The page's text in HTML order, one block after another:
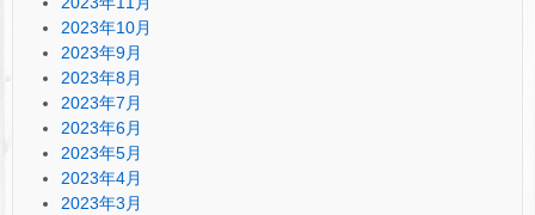
2023年10月
2023年9月
2023年8月
2023年7月
2023年6月
2023年5月
2023年4月
2023年3月